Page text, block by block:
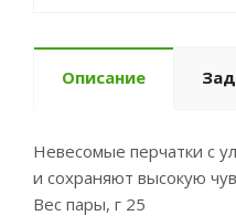
Описание
Невесомые перчатки с
и сохраняют высокую
Вес пары, г 25